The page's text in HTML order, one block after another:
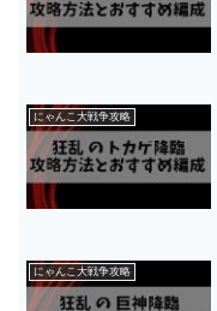
にゃんこ大戦争攻略
にゃんこ大戦争攻略